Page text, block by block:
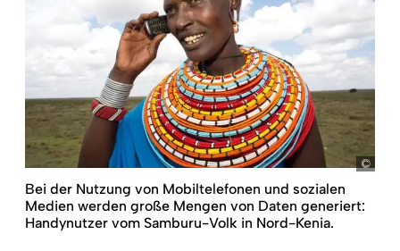
Bei der Nutzung von Mobiltelefonen und sozialen
Medien werden große Mengen von Daten generiert:
Handynutzer vom Samburu-Volk in Nord-Kenia.